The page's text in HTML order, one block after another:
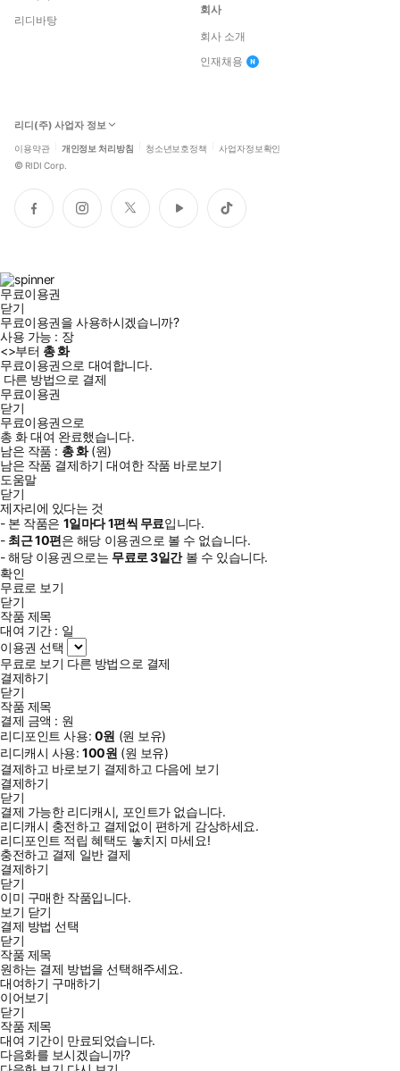
리디바탕
회사
회사 소개
인재채용
리디(주) 사업자 정보
이용약관 개인정보 처리방침 청소년보호정책 사업자정보확인
© RIDI Corp.
페
이
인
스
트
위
유
튜
틱
톡
무료이용권
닫기
무료이용권을 사용하시겠습니까?
사용 가능 : 장
<>부터 총화
무료이용권으로 대여합니다.
다른 방법으로 결제
무료이용권
닫기
무료이용권으로
총 화대여 완료했습니다.
남은 작품 : 총화(원)
남은 작품 결제하기 대여한 작품 바로보기
도움말
닫기
제자리에 있다는 것
- 본 작품은 1일마다1편씩 무료입니다.
- 최근10편은 해당 이용권으로 볼 수 없습니다.
- 해당 이용권으로는 무료로3일간볼 수 있습니다.
확인
무료로 보기
닫기
작품 제목
대여 기간 : 일
이용권 선택
무료로 보기 다른 방법으로 결제
결제하기
닫기
작품 제목
결제 금액 : 원
리디포인트 사용: 0원 (원 보유)
리디캐시 사용:100원 (원 보유)
결제하고 바로보기 결제하고 다음에 보기
결제하기
닫기
결제 가능한 리디캐시, 포인트가 없습니다.
리디캐시 충전하고 결제없이 편하게 감상하세요.
리디포인트 적립 혜택도 놓치지 마세요!
충전하고 결제 일반 결제
결제하기
닫기
이미 구매한 작품입니다.
보기 닫기
결제 방법 선택
닫기
작품 제목
원하는 결제 방법을 선택해주세요.
대여하기 구매하기
이어보기
닫기
작품 제목
대여 기간이 만료되었습니다.
다음화를 보시겠습니까?